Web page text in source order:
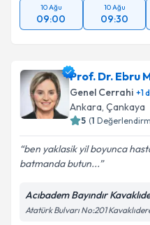
10 Ağu
09:00
10 Ağu
09:30
Prof. Dr. Ebru
Genel Cerrahi +1
Ankara, Çankaya
5 (1
ben yaklasik yil boyunca
batmanda butun...
Acıbadem Bayındır
Atatürk Bulvarı No:201